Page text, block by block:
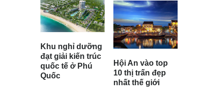
Khu nghỉ dưỡng
đạt giải kiến trúc
quốc tế ở Phú
Quốc
Hội An vào top
10 thị trấn đẹp
nhất thế giới